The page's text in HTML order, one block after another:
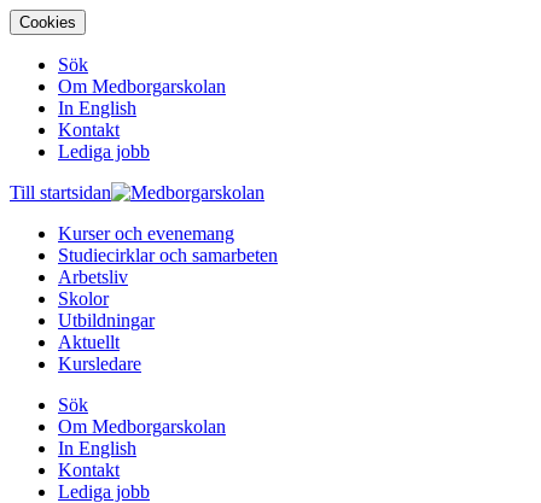
Cookies
Sök
Om Medborgarskolan
In English
Kontakt
Lediga jobb
Till startsidan
Kurser och evenemang
Studiecirklar och samarbeten
Arbetsliv
Skolor
Utbildningar
Aktuellt
Kursledare
Sök
Om Medborgarskolan
In English
Kontakt
Lediga jobb